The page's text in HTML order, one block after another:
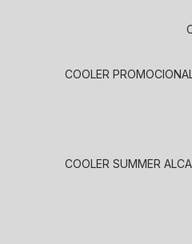
COOLER
COOLER SUMMER